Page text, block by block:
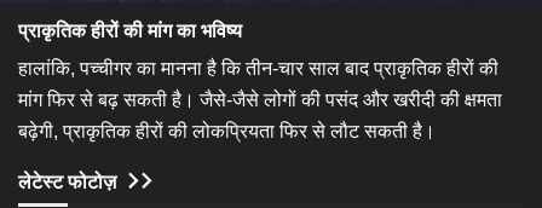
​प्राकृतिक हीरों की मांग का भविष्य​
हालांकि, पच्चीगर का मानना है कि तीन-चार साल बाद प्राकृतिक हीरों की
मांग फिर से बढ़ सकती है। जैसे-जैसे लोगों की पसंद और खरीदी की क्षमता
बढ़ेगी, प्राकृतिक हीरों की लोकप्रियता फिर से लौट सकती है।
लेटेस्ट फोटोज़